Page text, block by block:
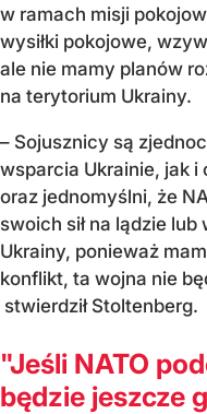
w ramach misji
wysiłki pokojowe,
ale nie mamy planów
na terytorium Ukrainy.
– Sojusznicy są
wsparcia Ukrainie, jak i
oraz jednomyślni, że
swoich sił na lądzie
Ukrainy, ponieważ
konflikt, ta wojna nie
stwierdził Stoltenberg.
"Jeśli NATO
będzie jeszcze